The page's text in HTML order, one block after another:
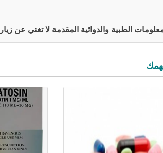
الطبية والدوائية المقدمة لا تغني عن